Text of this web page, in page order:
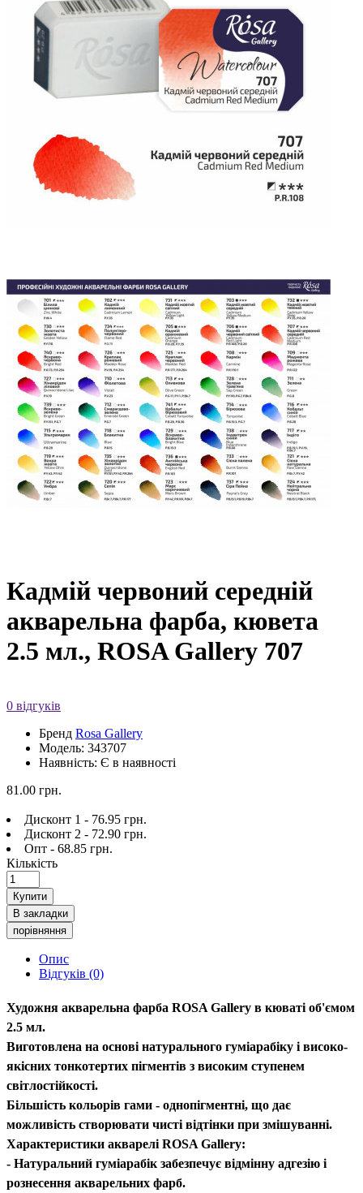
Кадмій червоний середній
акварельна фарба, кювета
2.5 мл., ROSA Gallery 707
0 відгуків
Бренд Rosa Gallery
Модель: 343707
Наявність: Є в наявності
81.00 грн.
Дисконт 1 - 76.95 грн.
Дисконт 2 - 72.90 грн.
Опт - 68.85 грн.
Кількість
Купити
В закладки
порівняння
Опис
Відгуків (0)
Художня акварельна фарба ROSA Gallery в кюваті об'ємом
2.5 мл.
Виготовлена на основі натурального гуміарабіку і високо-
якісних тонкотертих пігментів з високим ступенем
світлостійкості.
Більшість кольорів гами - однопігментні, що дає
можливість створювати чисті відтінки при змішуванні.
Характеристики акварелі ROSA Gallery:
- Натуральний гуміарабік забезпечує відмінну адгезію і
рознесення акварельних фарб.